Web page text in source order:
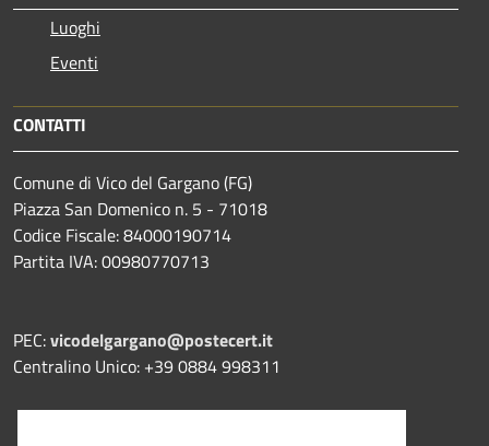
Luoghi
Eventi
CONTATTI
Comune di Vico del Gargano (FG)
Piazza San Domenico n. 5 - 71018
Codice Fiscale: 84000190714
Partita IVA: 00980770713
PEC:vicodelgargano@postecert.it
Centralino Unico: +39 0884 998311